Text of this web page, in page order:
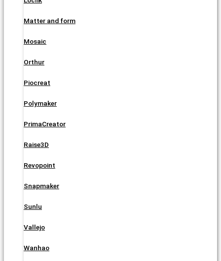
Matter and form
Mosaic
Orthur
Piocreat
Polymaker
PrimaCreator
Raise3D
Revopoint
Snapmaker
Sunlu
Vallejo
Wanhao